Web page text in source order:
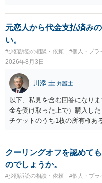
ている場合は、相手方（被告
代理人が就いていたことを知
場合も）、裁判所が当該代理
受任するかを聞いたうえで、
直接被告に送達するのではな
ります。 ラインのやり取りで
かではありません。もちろん
に委任するかも疑わしいので
う。 何か本人を示す事実（振
情報を割り出していくしかな
元恋人から代金支払済み
い。
#少額訴訟の相談・依頼 #個人・プラ
2026年8月3日
川添 圭 弁護士
以下、私見を含む回答になり
金を受け取った上で）購入し
チケットのうち1枚の所有権あ
す。 一方、このチケット購入
も付随していたことを無視す
ば、交際を終了させたことに
重大な障害が発生しており、
かは微妙であり、むしろ返金
クーリングオフを認めて
のでしょうか。
#少額訴訟の相談・依頼 #個人・プラ